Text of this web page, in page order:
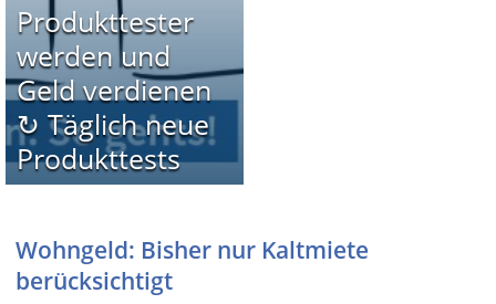
Produkttester
werden und
Geld verdienen
↻ Täglich neue
Produkttests
Wohngeld: Bisher nur Kaltmiete
berücksichtigt